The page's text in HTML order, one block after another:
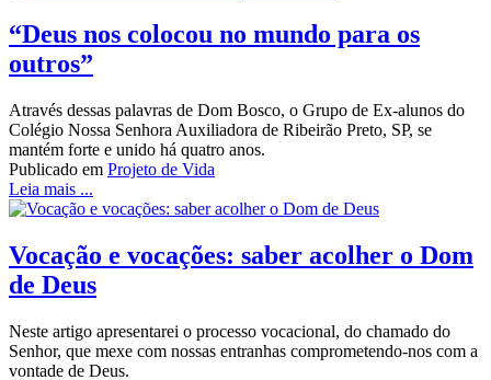
“Deus nos colocou no mundo para os
outros”
Através dessas palavras de Dom Bosco, o Grupo de Ex-alunos do
Colégio Nossa Senhora Auxiliadora de Ribeirão Preto, SP, se
mantém forte e unido há quatro anos.
Publicado em Projeto de Vida
Leia mais ...
Vocação e vocações: saber acolher o Dom
de Deus
Neste artigo apresentarei o processo vocacional, do chamado do
Senhor, que mexe com nossas entranhas comprometendo-nos com a
vontade de Deus.